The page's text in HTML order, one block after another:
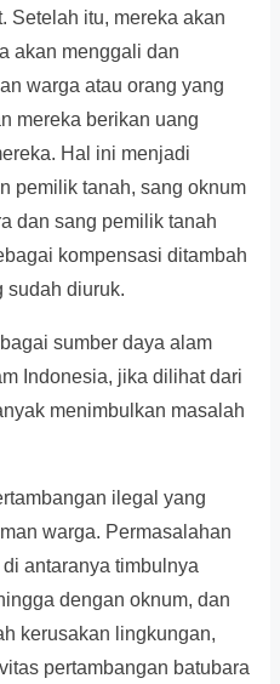
Setelah itu, mereka akan
akan menggali dan
warga atau orang yang
mereka berikan uang
Hal ini menjadi
pemilik tanah, sang oknum
dan sang pemilik tanah
kompensasi ditambah
sudah diuruk.
sumber daya alam
Indonesia, jika dilihat dari
menimbulkan masalah
ilegal yang
warga. Permasalahan
antaranya timbulnya
dengan oknum, dan
kerusakan lingkungan,
pertambangan batubara